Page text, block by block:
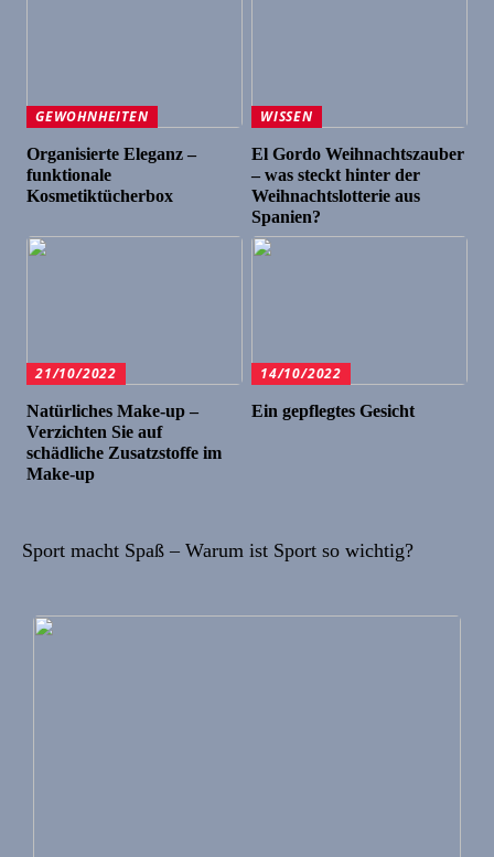
GEWOHNHEITEN
Organisierte Eleganz –
funktionale
Kosmetiktücherbox
WISSEN
El Gordo Weihnachtszauber
– was steckt hinter der
Weihnachtslotterie aus
Spanien?
21/10/2022
Natürliches Make-up –
Verzichten Sie auf
schädliche Zusatzstoffe im
Make-up
14/10/2022
Ein gepflegtes Gesicht
Sport macht Spaß – Warum ist Sport so wichtig?